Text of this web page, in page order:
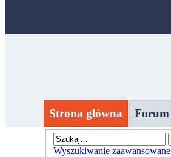
Strona główna Forum
Wyszukiwanie zaawansowane